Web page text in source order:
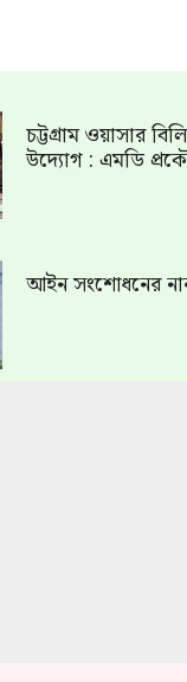
চট্টগ্রাম ওয়াসার
উদ্যোগ : এমডি
আইন সংশোধনের